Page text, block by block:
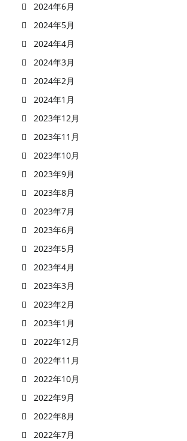
2024年6月
2024年5月
2024年4月
2024年3月
2024年2月
2024年1月
2023年12月
2023年11月
2023年10月
2023年9月
2023年8月
2023年7月
2023年6月
2023年5月
2023年4月
2023年3月
2023年2月
2023年1月
2022年12月
2022年11月
2022年10月
2022年9月
2022年8月
2022年7月